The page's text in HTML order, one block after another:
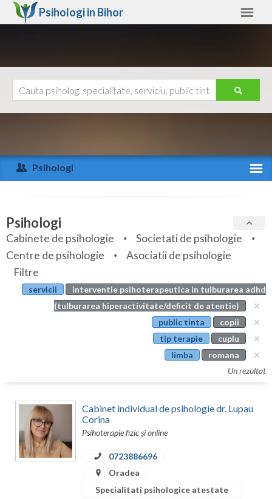
Psihologi in Bihor
Arad
Arges
Bihor
Bistrita-Nasaud
Botosani
Calarasi
Caras-Severin
Cluj
Ajutor
Psihologi
Specialitati
Servicii
Articole
Evenimente
Psihologi
Cabinete de psihologie
Societati de psihologie
Centre de psihologie
Asociatii de psihologie
Filtre
servicii
interventie psihoterapeutica in tulburarea adhd
(tulburarea hiperactivitate/deficit de atentie)
public tinta
copii
tip terapie
cuplu
limba
romana
Un rezultat
Cabinet individual de psihologie dr. Lupau
Corina
Psihoterapie fizic și online
0723886696
Oradea
Specialitati psihologice atestate